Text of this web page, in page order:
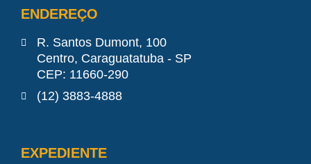
ENDEREÇO
R. Santos Dumont, 100
Centro, Caraguatatuba - SP
CEP: 11660-290
(12) 3883-4888
EXPEDIENTE